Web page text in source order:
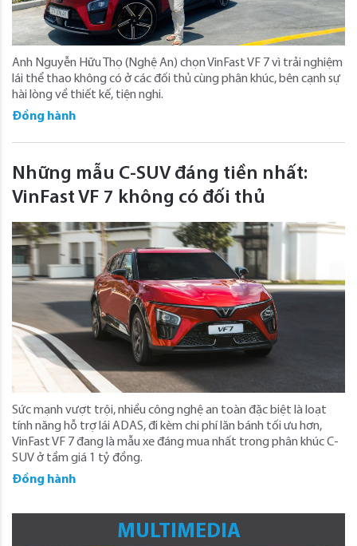
Anh Nguyễn Hữu Thọ (Nghệ An) chọn VinFast VF 7 vì trải nghiệm
lái thể thao không có ở các đối thủ cùng phân khúc, bên cạnh sự
hài lòng về thiết kế, tiện nghi.
Đồng hành
Những mẫu C-SUV đáng tiền nhất:
VinFast VF 7 không có đối thủ
Sức mạnh vượt trội, nhiều công nghệ an toàn đặc biệt là loạt
tính năng hỗ trợ lái ADAS, đi kèm chi phí lăn bánh tối ưu hơn,
VinFast VF 7 đang là mẫu xe đáng mua nhất trong phân khúc C-
SUV ở tầm giá 1 tỷ đồng.
Đồng hành
MULTIMEDIA